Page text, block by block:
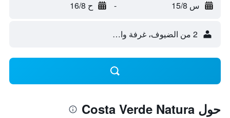
س 15/8 - ح 16/8
2 من الضيوف، غرفة واحدة
حول Costa Verde Natura